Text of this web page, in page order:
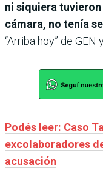
ni siquiera
cámara, no tenía
“Arriba hoy” de
Podés leer: Caso
excolaboradores
acusación